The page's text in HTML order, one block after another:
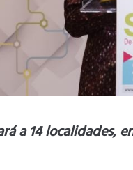
a 14 localidades,